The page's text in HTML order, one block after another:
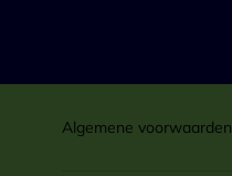
Algemene voorwaarden